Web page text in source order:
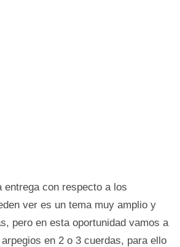
entrega con respecto a los
ver es un tema muy amplio y
pero en esta oportunidad vamos a
en 2 o 3 cuerdas, para ello